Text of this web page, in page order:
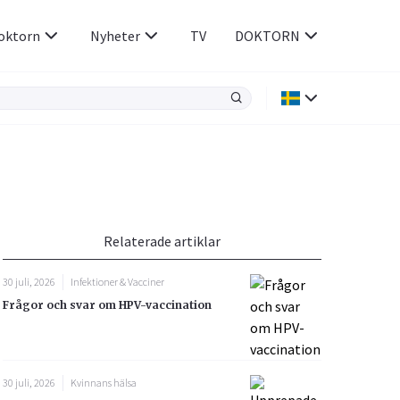
Rökavvänjning
Rörelseapparaten
Sex & Samliv
Sömn & Stress
Nyheter TV DOKTORN
Relaterade artiklar
30 juli, 2026
Infektioner & Vacciner
Frågor och svar om HPV-vaccination
30 juli, 2026
Kvinnans hälsa